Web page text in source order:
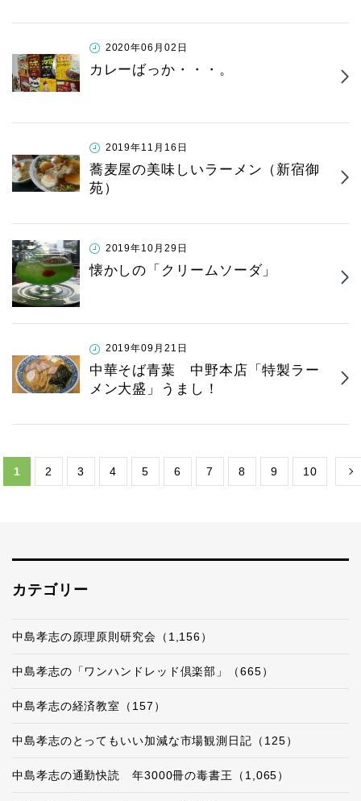
2020年06月02日
カレーばっか・・・。
2019年11月16日
蕎麦屋の美味しいラーメン（新宿御
苑）
2019年10月29日
懐かしの「クリームソーダ」
2019年09月21日
中華そば青葉 中野本店「特製ラー
メン大盛」うまし！
1 2 3 4 5 6 7 8 9 10
カテゴリー
中島孝志の原理原則研究会（1,156）
中島孝志の「ワンハンドレッド倶楽部」（665）
中島孝志の経済教室（157）
中島孝志のとってもいい加減な市場観測日記（125）
中島孝志の通勤快読 年3000冊の毒書王（1,065）